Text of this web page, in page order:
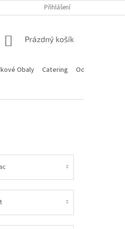
HODNOCENÍ OBCHODU
Přihlášení
NÁKUPNÍ
Prázdný košík
Obaly Catering
Odstoupení od